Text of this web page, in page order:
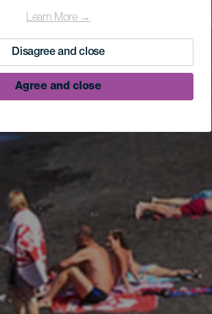
Learn More →
Disagree and close
Agree and close